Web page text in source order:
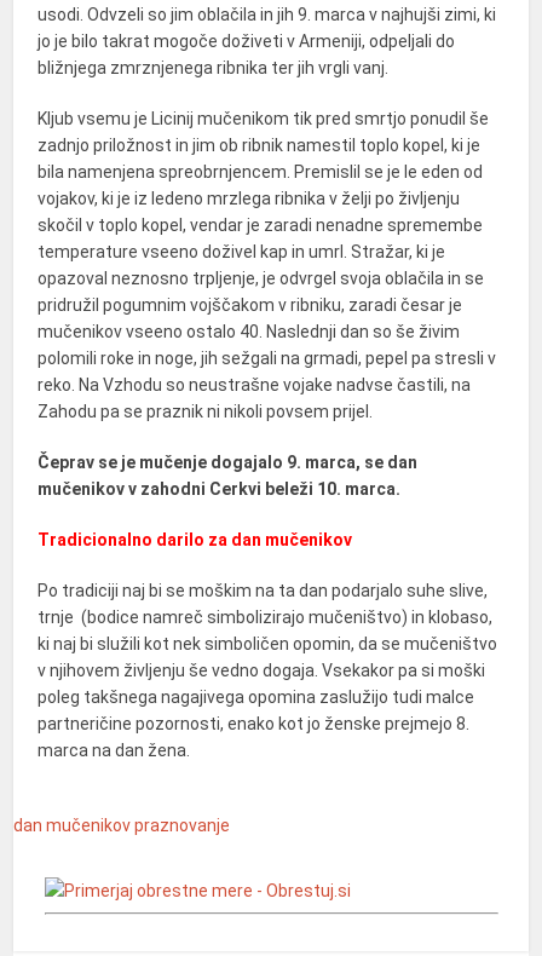
usodi. Odvzeli so jim oblačila in jih 9. marca v najhujši zimi, ki
jo je bilo takrat mogoče doživeti v Armeniji, odpeljali do
bližnjega zmrznjenega ribnika ter jih vrgli vanj.
Kljub vsemu je Licinij mučenikom tik pred smrtjo ponudil še
zadnjo priložnost in jim ob ribnik namestil toplo kopel, ki je
bila namenjena spreobrnjencem. Premislil se je le eden od
vojakov, ki je iz ledeno mrzlega ribnika v želji po življenju
skočil v toplo kopel, vendar je zaradi nenadne spremembe
temperature vseeno doživel kap in umrl. Stražar, ki je
opazoval neznosno trpljenje, je odvrgel svoja oblačila in se
pridružil pogumnim vojščakom v ribniku, zaradi česar je
mučenikov vseeno ostalo 40. Naslednji dan so še živim
polomili roke in noge, jih sežgali na grmadi, pepel pa stresli v
reko. Na Vzhodu so neustrašne vojake nadvse častili, na
Zahodu pa se praznik ni nikoli povsem prijel.
Čeprav se je mučenje dogajalo 9. marca, se dan
mučenikov v zahodni Cerkvi beleži 10. marca.
Tradicionalno darilo za dan mučenikov
Po tradiciji naj bi se moškim na ta dan podarjalo suhe slive,
trnje (bodice namreč simbolizirajo mučeništvo) in klobaso,
ki naj bi služili kot nek simboličen opomin, da se mučeništvo
v njihovem življenju še vedno dogaja. Vsekakor pa si moški
poleg takšnega nagajivega opomina zaslužijo tudi malce
partneričine pozornosti, enako kot jo ženske prejmejo 8.
marca na dan žena.
dan mučenikov praznovanje